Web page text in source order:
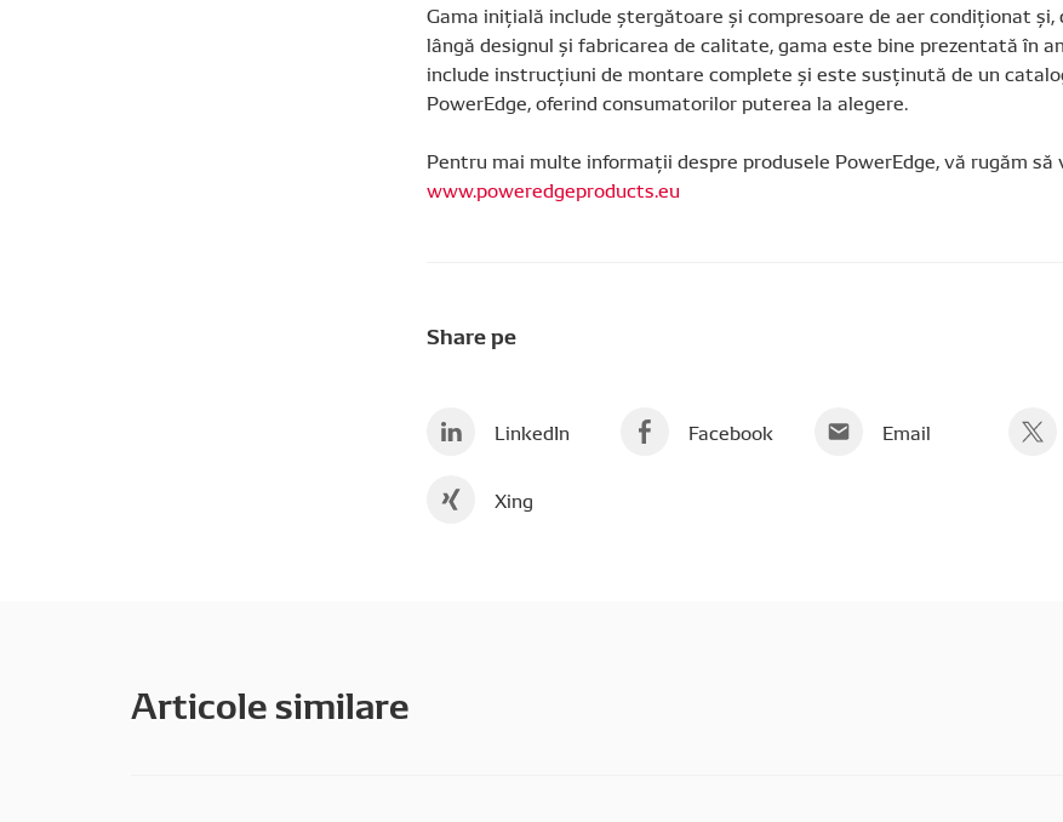
Gama inițială include ștergătoare și compresoare de aer condiționat și,
lângă designul și fabricarea de calitate, gama este bine prezentată în
include instrucțiuni de montare complete și este susținută de un
PowerEdge, oferind consumatorilor puterea la alegere.
Pentru mai multe informații despre produsele PowerEdge, vă rugăm
www.poweredgeproducts.eu
Share pe
LinkedIn Facebook Email
Xing
Articole similare